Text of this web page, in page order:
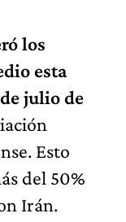
los
esta
julio de
Esto
del 50%
Irán.